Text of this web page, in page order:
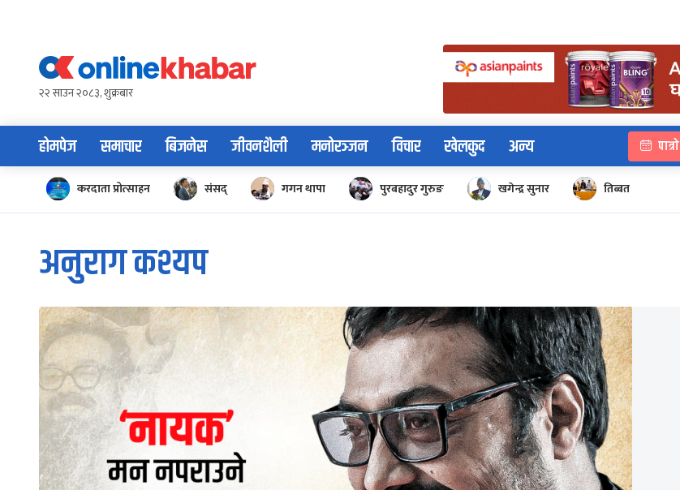
content२२ साउन २०८३, शुक्रबार
होमपेज समाचार बिजनेस जीवनशैली मनोरञ्जन विचार खेलकुद अन्य पात्रो
करदाता प्रोत्साहन संसद् गगन थापा पुरबहादुर गुरुङ खगेन्द्र सुनार तिब्बत
अनुराग कश्यप